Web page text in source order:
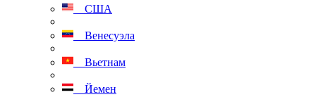
США
Венесуэла
Вьетнам
Йемен